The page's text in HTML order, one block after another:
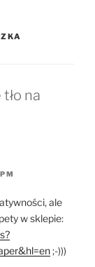
na
ale
w sklepie:
;-)))